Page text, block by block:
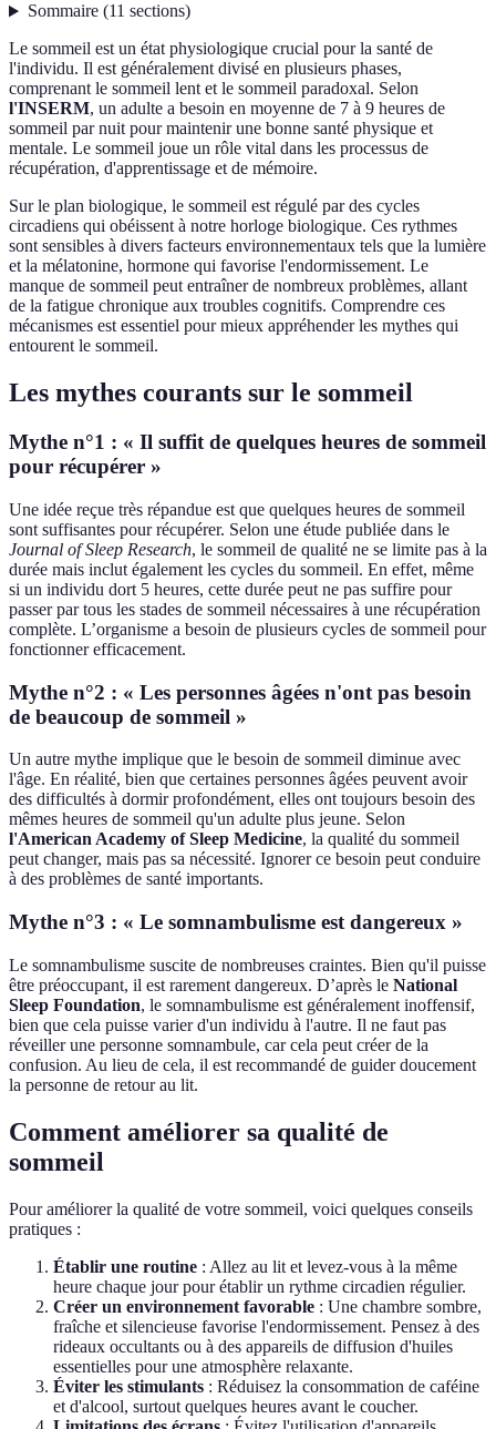
Sommaire(11 sections)
Le sommeil est un état physiologique crucial pour la santé de
l'individu. Il est généralement divisé en plusieurs phases,
comprenant le sommeil lent et le sommeil paradoxal. Selon
l'INSERM, un adulte a besoin en moyenne de 7 à 9 heures de
sommeil par nuit pour maintenir une bonne santé physique et
mentale. Le sommeil joue un rôle vital dans les processus de
récupération, d'apprentissage et de mémoire.
Sur le plan biologique, le sommeil est régulé par des cycles
circadiens qui obéissent à notre horloge biologique. Ces rythmes
sont sensibles à divers facteurs environnementaux tels que la lumière
et la mélatonine, hormone qui favorise l'endormissement. Le
manque de sommeil peut entraîner de nombreux problèmes, allant
de la fatigue chronique aux troubles cognitifs. Comprendre ces
mécanismes est essentiel pour mieux appréhender les mythes qui
entourent le sommeil.
Les mythes courants sur le sommeil
Mythe n°1 : « Il suffit de quelques heures de sommeil
pour récupérer »
Une idée reçue très répandue est que quelques heures de sommeil
sont suffisantes pour récupérer. Selon une étude publiée dans le
Journal of Sleep Research, le sommeil de qualité ne se limite pas à la
durée mais inclut également les cycles du sommeil. En effet, même
si un individu dort 5 heures, cette durée peut ne pas suffire pour
passer par tous les stades de sommeil nécessaires à une récupération
complète. L’organisme a besoin de plusieurs cycles de sommeil pour
fonctionner efficacement.
Mythe n°2 : « Les personnes âgées n'ont pas besoin
de beaucoup de sommeil »
Un autre mythe implique que le besoin de sommeil diminue avec
l'âge. En réalité, bien que certaines personnes âgées peuvent avoir
des difficultés à dormir profondément, elles ont toujours besoin des
mêmes heures de sommeil qu'un adulte plus jeune. Selon
l'American Academy of Sleep Medicine, la qualité du sommeil
peut changer, mais pas sa nécessité. Ignorer ce besoin peut conduire
à des problèmes de santé importants.
Mythe n°3 : « Le somnambulisme est dangereux »
Le somnambulisme suscite de nombreuses craintes. Bien qu'il puisse
être préoccupant, il est rarement dangereux. D’après le National
Sleep Foundation, le somnambulisme est généralement inoffensif,
bien que cela puisse varier d'un individu à l'autre. Il ne faut pas
réveiller une personne somnambule, car cela peut créer de la
confusion. Au lieu de cela, il est recommandé de guider doucement
la personne de retour au lit.
Comment améliorer sa qualité de
sommeil
Pour améliorer la qualité de votre sommeil, voici quelques conseils
pratiques :
Établir une routine : Allez au lit et levez-vous à la même
heure chaque jour pour établir un rythme circadien régulier.
Créer un environnement favorable : Une chambre sombre,
fraîche et silencieuse favorise l'endormissement. Pensez à des
rideaux occultants ou à des appareils de diffusion d'huiles
essentielles pour une atmosphère relaxante.
Éviter les stimulants : Réduisez la consommation de caféine
et d'alcool, surtout quelques heures avant le coucher.